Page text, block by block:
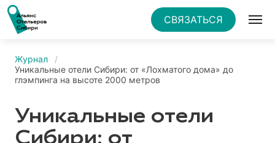
СВЯЗАТЬСЯ
Журнал
Уникальные отели Сибири: от «Лохматого дома» до
глэмпинга на высоте 2000 метров
Уникальные отели
Сибири: от